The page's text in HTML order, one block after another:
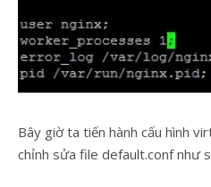
Bây giờ ta tiến hành cấu hình
chỉnh sửa file default.conf như